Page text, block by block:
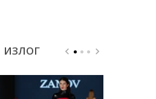
ИЗЛОГ